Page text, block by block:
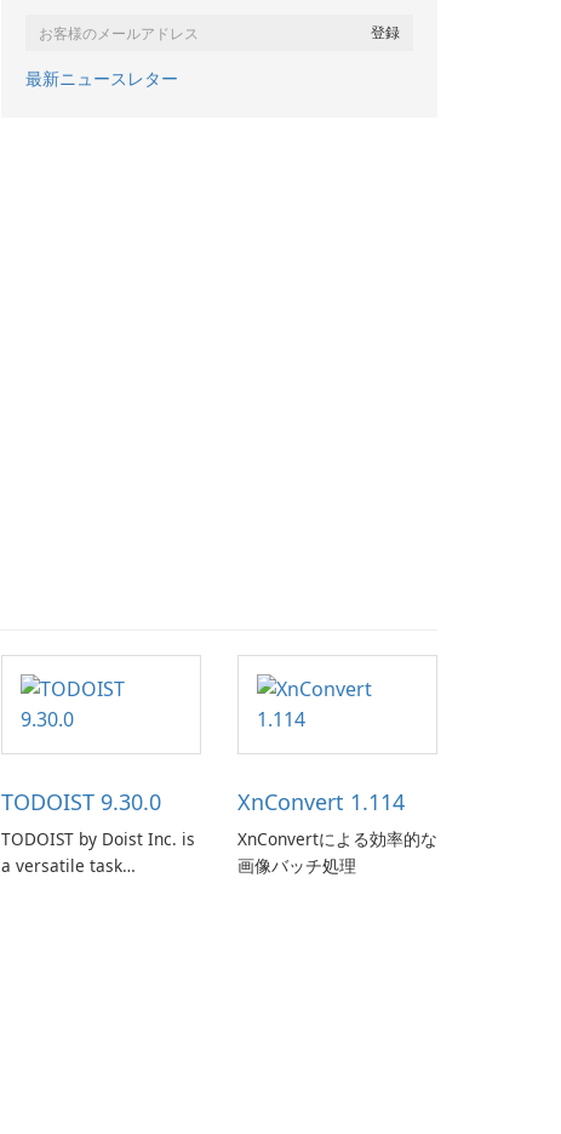
最新ニュースレター
TODOIST 9.30.0
TODOIST by Doist Inc. is
a versatile task
XnConvert 1.114
XnConvertによる効率的な
画像バッチ処理